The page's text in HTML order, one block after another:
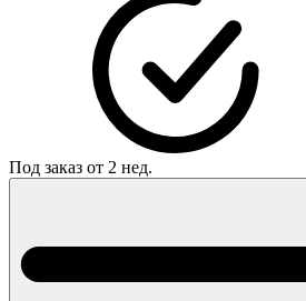
Под заказ от 2 нед.